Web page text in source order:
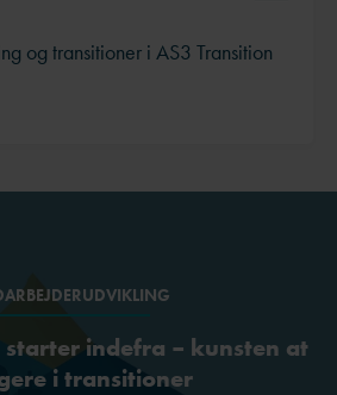
og transitioner i AS3 Transition
indefra – kunsten at
i transitioner